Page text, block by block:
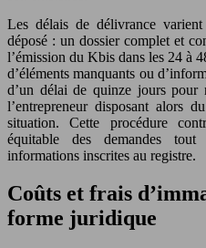
Les délais de délivrance
déposé : un dossier complet et
l’émission du Kbis dans les 24 à
d’éléments manquants ou
d’un délai de quinze jours pour
l’entrepreneur disposant alors
situation. Cette procédure
équitable des demandes
informations inscrites au registre.
Coûts et frais
forme juridique